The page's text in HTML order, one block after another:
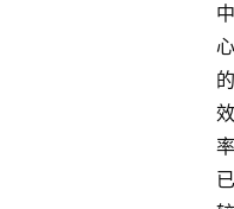
中
心
的
效
率
已